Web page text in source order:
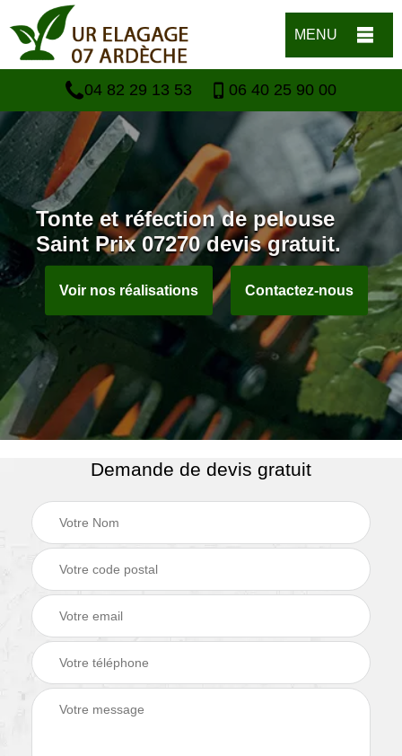
MENU
04 82 29 13 53 06 40 25 90 00
Tonte et réfection de pelouse
Saint Prix 07270 devis gratuit.
Voir nos réalisations Contactez-nous
Demande de devis gratuit